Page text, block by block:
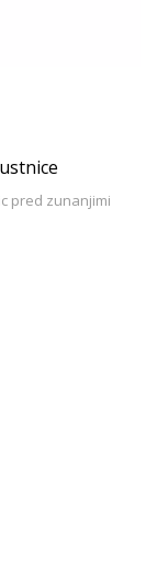
pred zunanjimi